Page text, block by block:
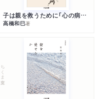
子は親を救うために「心の病」になる
高橋和巳著
ちくま文庫